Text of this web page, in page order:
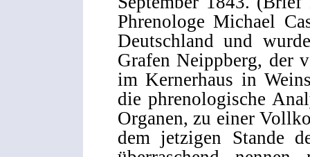
Phrenologe Michael
Deutschland und
Grafen Neippberg, der
im Kernerhaus in
die phrenologische
Organen, zu einer
dem jetzigen Stande